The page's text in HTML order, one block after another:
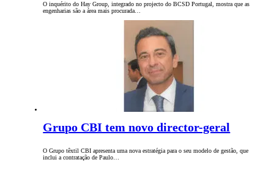
O inquérito do Hay Group, integrado no projecto do BCSD Portugal, mostra que as
engenharias são a área mais procurada…
Grupo CBI tem novo director-geral
O Grupo têxtil CBI apresenta uma nova estratégia para o seu modelo de gestão, que
inclui a contratação de Paulo…